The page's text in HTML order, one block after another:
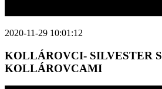
2020-11-29 10:01:12
KOLLÁROVCI- SILVESTER S
KOLLÁROVCAMI